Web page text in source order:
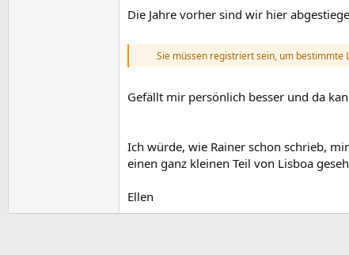
Die Jahre vorher sind wir hier
Sie müssen registriert sein, um bestimmte
Gefällt mir persönlich besser und da
Ich würde, wie Rainer schon schrieb,
einen ganz kleinen Teil von Lisboa
Ellen